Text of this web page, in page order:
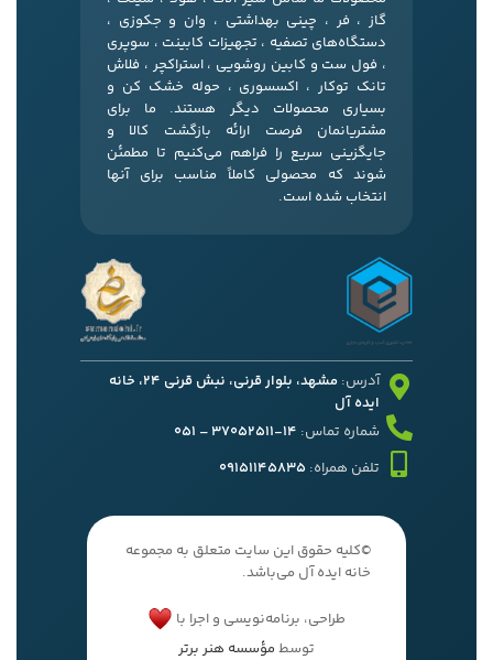
گاز ، فر ، چینی بهداشتی ، وان و جکوزی ،
دستگاه‌های تصفیه ، تجهیزات کابینت ، سوپری
، فول ست و کابین روشویی ، استراکچر ، فلاش
تانک توکار ، اکسسوری ، حوله خشک کن و
بسیاری محصولات دیگر هستند. ما برای
مشتریانمان فرصت ارائه بازگشت کالا و
جایگزینی سریع را فراهم می‌کنیم تا مطمئن
شوند که محصولی کاملاً مناسب برای آنها
انتخاب شده است.
آدرس:
مشهد، بلوار قرنی، نبش قرنی 24، خانه
ایده آل
شماره تماس: 14-37052511 – 051
تلفن همراه: 09151145835
©کلیه حقوق این سایت متعلق به مجموعه
خانه ایده آل می‌باشد.
طراحی، برنامه‌نویسی و اجرا با
توسط مؤسسه هنر برتر